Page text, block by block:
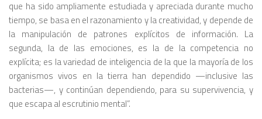
que ha sido ampliamente estudiada y apreciada durante mucho
tiempo, se basa en el razonamiento y la creatividad, y depende de
la manipulación de patrones explícitos de información. La
segunda, la de las emociones, es la de la competencia no
explícita; es la variedad de inteligencia de la que la mayoría de los
organismos vivos en la tierra han dependido —inclusive las
bacterias—, y continúan dependiendo, para su supervivencia, y
que escapa al escrutinio mental”.